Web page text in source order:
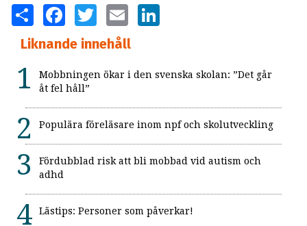
SHARE FACEBOOKTWITTER EMAIL
Liknande innehåll
Mobbningen ökar i den svenska skolan: ”Det går
åt fel håll”
Populära föreläsare inom npf och skolutveckling
Fördubblad risk att bli mobbad vid autism och
adhd
Lästips: Personer som påverkar!